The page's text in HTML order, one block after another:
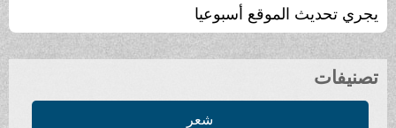
يجري تحديث الموقع أسبوعيا
تصنيفات
شعر